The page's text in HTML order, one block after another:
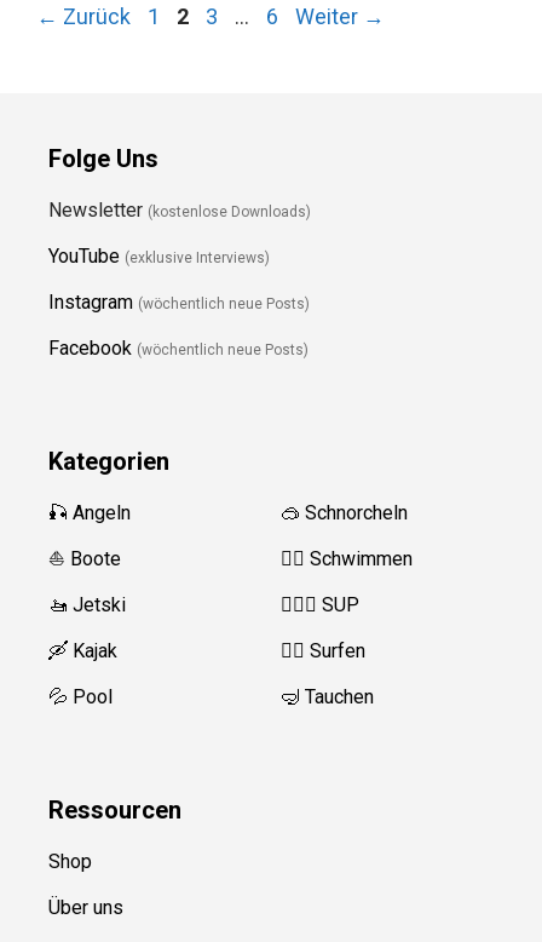
← Zurück Seite
1 Seite
2 Seite
3 … Seite
6 Weiter →
Folge Uns
Newsletter (kostenlose Downloads)
YouTube (exklusive Interviews)
Instagram (wöchentlich neue Posts)
Facebook (wöchentlich neue Posts)
Kategorien
🎣 Angeln
⛵️ Boote
🚤 Jetski
🛶 Kajak
💦 Pool
🥽 Schnorcheln
🏊‍♂️ Schwimmen
🏄‍♀️🛶 SUP
🏄‍♂️ Surfen
🤿 Tauchen
Ressourcen
Shop
Über uns